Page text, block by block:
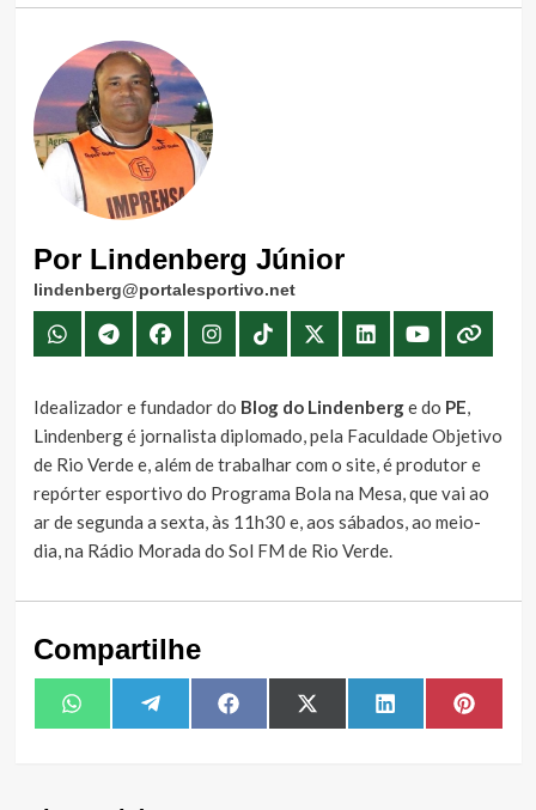
Por Lindenberg Júnior
lindenberg@portalesportivo.net
Idealizador e fundador do Blog do Lindenberge do PE,
Lindenberg é jornalista diplomado, pela Faculdade Objetivo
de Rio Verde e, além de trabalhar com o site, é produtor e
repórter esportivo do Programa Bola na Mesa, que vai ao
ar de segunda a sexta, às 11h30 e, aos sábados, ao meio-
dia, na Rádio Morada do Sol FM de Rio Verde.
Compartilhe
Share
on
WhatsAppShare
on
TelegramShare
on
FacebookShare
on
X
(Twitter)
Share
on
LinkedIn Share
on